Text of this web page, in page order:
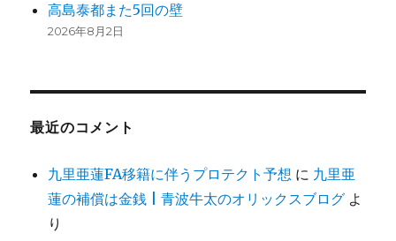
高島泰都また5回の壁
2026年8月2日
最近のコメント
九里亜蓮FA移籍に伴うプロテクト予想 に 九里亜
蓮の補償は金銭 | 青波牛太のオリックスブログ よ
り